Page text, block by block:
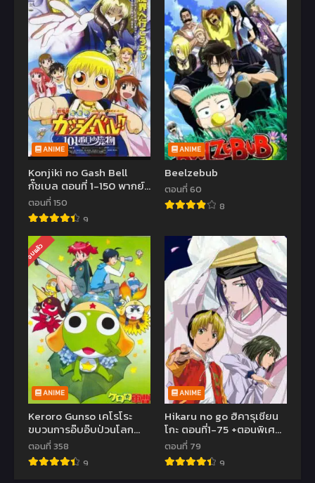
ANIME
Konjiki no Gash Bell
กั๊ชเบล ตอนที่ 1-150 พากย์
ไทย
ตอนที่ 150
9
ANIME
Beelzebub
ตอนที่ 60
8
จบแล้ว
ANIME
Keroro Gunso เคโรโระ
ขบวนการอ๊บอ๊บป่วนโลก
ตอนที่1-358 พากย์ไทย
ตอนที่ 358
9
ANIME
Hikaru no go ฮิคารุเซียน
โกะ ตอนที่1-75 +ตอนพิเศษ
พากย์ไทย
ตอนที่ 79
9